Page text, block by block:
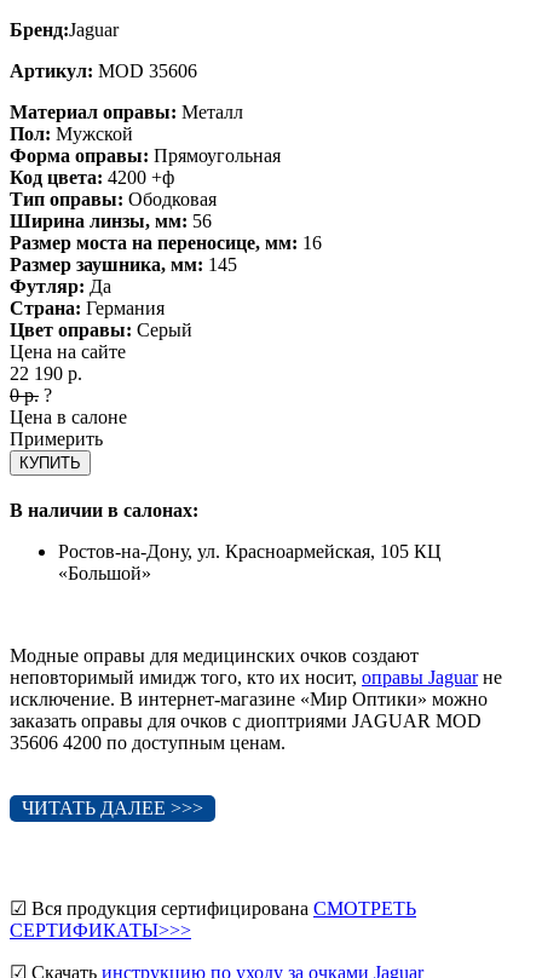
Бренд:Jaguar
Артикул: MOD 35606
Материал оправы: Металл
Пол: Мужской
Форма оправы: Прямоугольная
Код цвета: 4200 +ф
Тип оправы: Ободковая
Ширина линзы, мм: 56
Размер моста на переносице, мм: 16
Размер заушника, мм: 145
Футляр: Да
Страна: Германия
Цвет оправы: Серый
Цена на сайте
22 190 р.
0р. ?
Цена в салоне
Примерить
КУПИТЬ
В наличии в салонах:
Ростов-на-Дону, ул. Красноармейская, 105 КЦ
«Большой»
Модные оправы для медицинских очков создают
неповторимый имидж того, кто их носит, оправы Jaguarне
исключение. В интернет-магазине «Мир Оптики» можно
заказать оправы для очков с диоптриями JAGUAR MOD
35606 4200 по доступным ценам.
ЧИТАТЬ ДАЛЕЕ >>>
☑ Вся продукция сертифицирована СМОТРЕТЬ
СЕРТИФИКАТЫ>>>
☑ Скачать инструкцию по уходу за очками Jaguar